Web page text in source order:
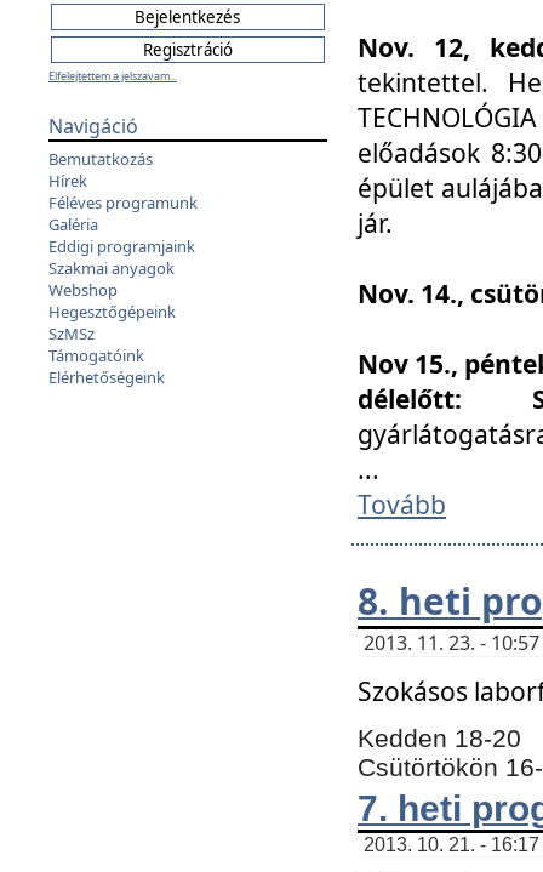
Elfelejtettem a jelszavam...
Navigáció
Bemutatkozás
Hírek
Féléves programunk
Galéria
Eddigi programjaink
Szakmai anyagok
Webshop
Hegesztőgépeink
SzMSz
Támogatóink
Elérhetőségeink
Nov. 12,
tekintettel.
előadások
épület
jár.
Nov. 14.,
Nov 15.,
délelőtt:
...
Tovább
8. heti
2013. 11. 23. -
Szokásos
Kedden 18-20
Csütörtökön
7. heti
2013. 10. 21. -